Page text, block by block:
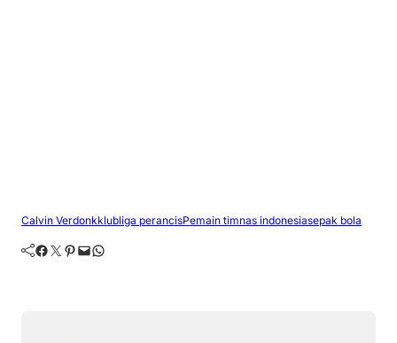
Calvin Verdonkklubliga perancisPemain timnas indonesiasepak bola
Facebook Twitter Pinterest Mail WhatsApp